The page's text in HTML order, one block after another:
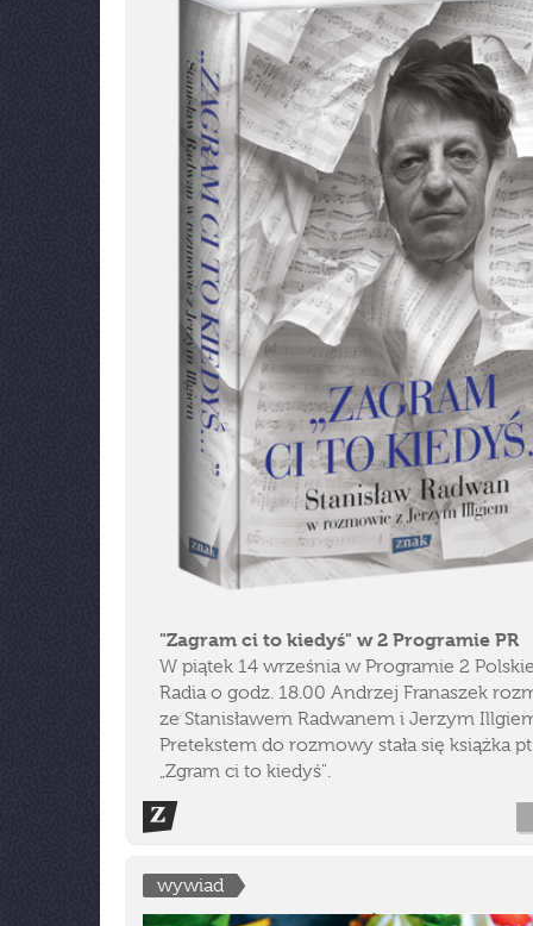
"Zagram ci to kiedyś" w 2 Programie PR
W piątek 14 września w Programie 2
Radia o godz. 18.00 Andrzej Franaszek
ze Stanisławem Radwanem i Jerzym
Pretekstem do rozmowy stała się książka
„Zgram ci to kiedyś".
wywiad